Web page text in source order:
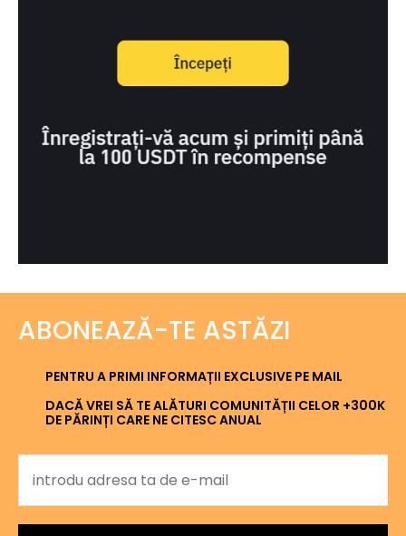
ABONEAZĂ-TE ASTĂZI
PENTRU A PRIMI INFORMAȚII EXCLUSIVE PE MAIL
DACĂ VREI SĂ TE ALĂTURI COMUNITĂȚII CELOR +300K
DE PĂRINȚI CARE NE CITESC ANUAL